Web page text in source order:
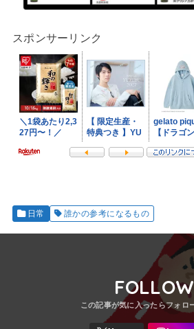
スポンサーリンク
日常 誰かの参考になるもの
FOLLOW